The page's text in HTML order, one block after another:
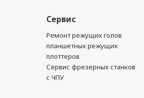
Сервис
Ремонт режущих голов
планшетных режущих
плоттеров
Сервис фрезерных станков
с ЧПУ